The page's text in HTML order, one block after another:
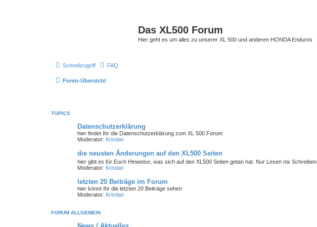
Das XL500 Forum
Hier geht es um alles zu unserer XL 500 und anderen HONDA Enduros
Schnellzugriff FAQ
Foren-Übersicht
TOPICS
Datenschutzerklärung
hier findet Ihr die Datenschutzerklärung zum XL 500 Forum
Moderator: Kristian
die neusten Änderungen auf den XL500 Seiten
hier gibt es für Euch Hinweise, was sich auf den XL500 Seiten getan hat. Nur Lesen nix Schreiben
Moderator: Kristian
letzten 20 Beiträge im Forum
hier könnt Ihr die letzten 20 Beiträge sehen
Moderator: Kristian
FORUM ALLGEMEIN